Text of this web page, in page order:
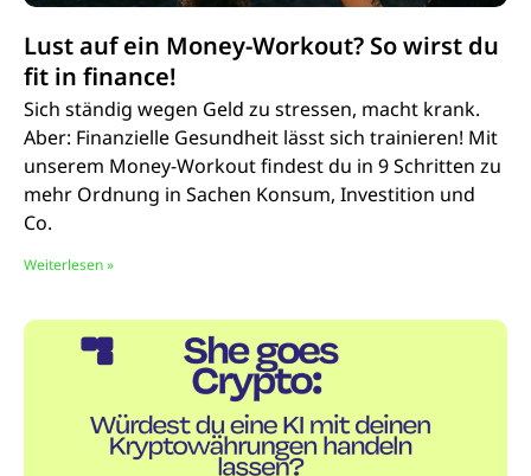
Lust auf ein Money-Workout? So wirst du
fit in finance!
Sich ständig wegen Geld zu stressen, macht krank.
Aber: Finanzielle Gesundheit lässt sich trainieren! Mit
unserem Money-Workout findest du in 9 Schritten zu
mehr Ordnung in Sachen Konsum, Investition und
Co.
Weiterlesen »